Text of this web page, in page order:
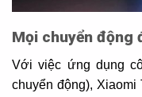
Mọi chuyển động
Với việc ứng dụng
chuyển động),